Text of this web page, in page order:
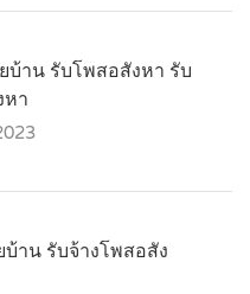
บ้าน รับโพสอสังหา รับ
หา
าน รับจ้างโพสอสัง